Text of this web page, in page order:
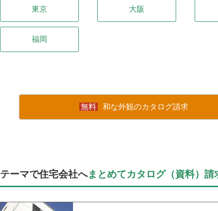
東京 大阪
福岡
和な外観のカタログ請求
テーマで住宅会社へまとめてカタログ（資料）請